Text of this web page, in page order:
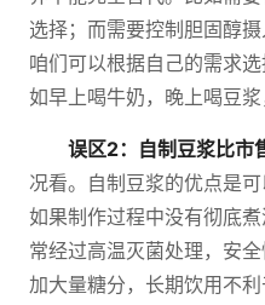
选择；而需要控制胆固醇
咱们可以根据自己的需求
如早上喝牛奶，晚上喝豆浆
误区2：自制豆浆比市
况看。自制豆浆的优点是
如果制作过程中没有彻底
常经过高温灭菌处理，安
加大量糖分，长期饮用不